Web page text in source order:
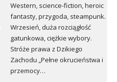
Western, science-fiction, heroic
fantasty, przygoda, steampunk.
Wrzesień, duża rozciągłość
gatunkowa, ciężkie wybory.
Stróże prawa z Dzikiego
Zachodu „Pełne okrucieństwa i
przemocy…